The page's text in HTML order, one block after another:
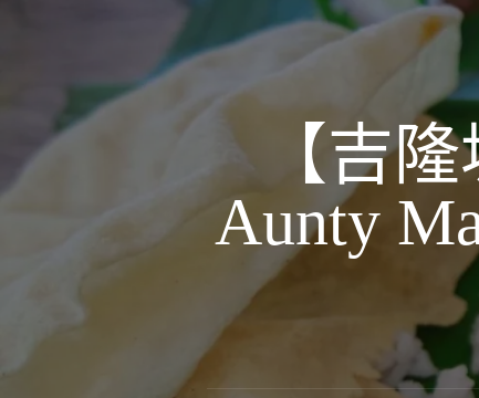
【吉
Aunty